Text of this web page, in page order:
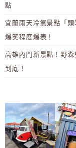
點
宜蘭雨天冷氣景點「
爆笑程度爆表！
高雄內門新景點！野
到底！